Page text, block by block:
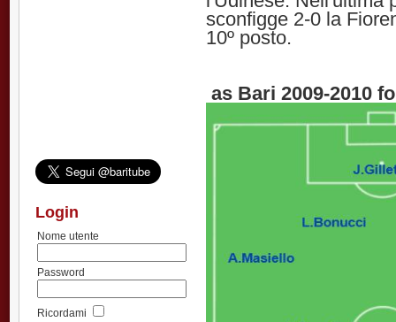
Login
Nome utente
Password
Ricordami
sconfigge 2-0 la
10º posto.
as Bari 2009-2010